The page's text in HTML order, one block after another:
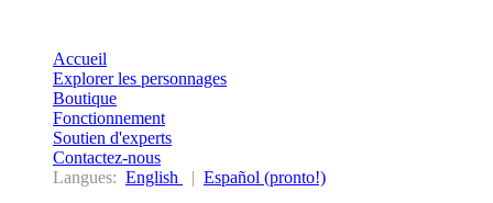
Accueil
Explorer les personnages
Boutique
Fonctionnement
Soutien d'experts
Contactez-nous
Langues: English | Español (pronto!)